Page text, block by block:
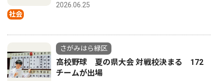
社会
2026.06.25
さがみはら緑区
高校野球 夏の県大会 対戦校決まる 172
チームが出場